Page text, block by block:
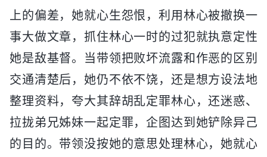
上的偏差，她就心生怨恨，利用林心被撤换一
事大做文章，抓住林心一时的过犯就执意定性
她是敌基督。当带领把败坏流露和作恶的区别
交通清楚后，她仍不依不饶，还是想方设法地
整理资料，夸大其辞胡乱定罪林心，还迷惑、
拉拢弟兄姊妹一起定罪，企图达到她铲除异己
的目的。带领没按她的意思处理林心，她就心